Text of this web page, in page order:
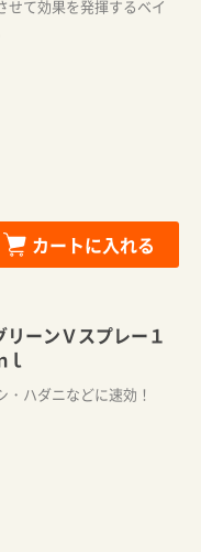
せて効果を発揮するベイ
カートに入れる
リーンＶスプレー１
ｌ
・ハダニなどに速効！
た。